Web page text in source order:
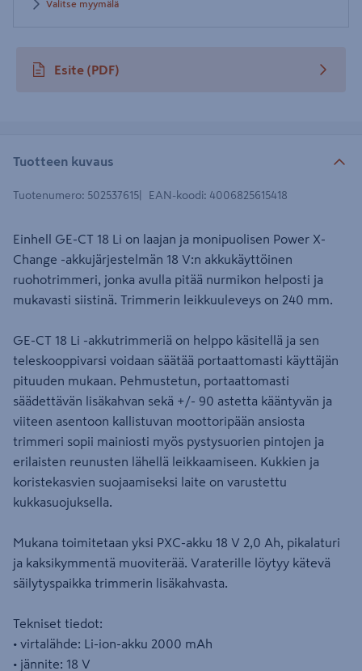
Valitse myymälä
Esite (PDF)
avautuu uuteen välilehteen
Tuotteen kuvaus
Tuotenumero: 502537615 EAN-koodi: 4006825615418
Einhell GE-CT 18 Li on laajan ja monipuolisen Power X-
Change -akkujärjestelmän 18 V:n akkukäyttöinen
ruohotrimmeri, jonka avulla pitää nurmikon helposti ja
mukavasti siistinä. Trimmerin leikkuuleveys on 240 mm.
GE-CT 18 Li -akkutrimmeriä on helppo käsitellä ja sen
teleskooppivarsi voidaan säätää portaattomasti käyttäjän
pituuden mukaan. Pehmustetun, portaattomasti
säädettävän lisäkahvan sekä +/- 90 astetta kääntyvän ja
viiteen asentoon kallistuvan moottoripään ansiosta
trimmeri sopii mainiosti myös pystysuorien pintojen ja
erilaisten reunusten lähellä leikkaamiseen. Kukkien ja
koristekasvien suojaamiseksi laite on varustettu
kukkasuojuksella.
Mukana toimitetaan yksi PXC-akku 18 V 2,0 Ah, pikalaturi
ja kaksikymmentä muoviterää. Varaterille löytyy kätevä
säilytyspaikka trimmerin lisäkahvasta.
Tekniset tiedot:
• virtalähde: Li-ion-akku 2000 mAh
• jännite: 18 V